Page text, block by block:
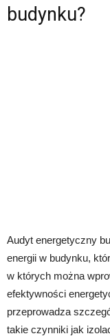
budynku?
Audyt energetyczny
energii w budynku,
w których można
efektywności
przeprowadza
takie czynniki jak